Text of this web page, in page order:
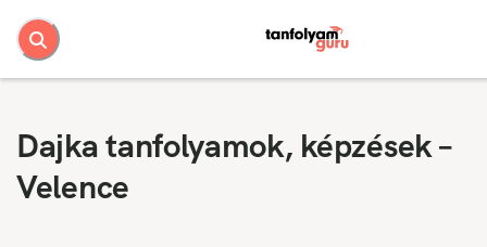
Dajka tanfolyamok, képzések –
Velence